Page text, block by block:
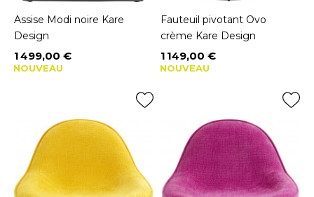
Assise Modi noire Kare
Design
Prix
1 499,00 €
NOUVEAU
Fauteuil pivotant Ovo
crème Kare Design
Prix
1 149,00 €
NOUVEAU